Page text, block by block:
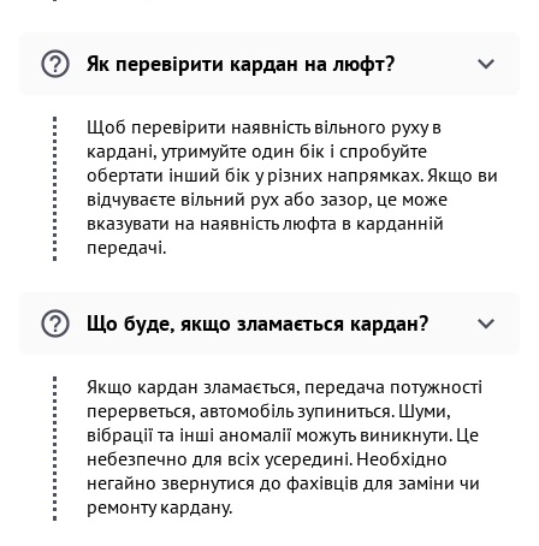
Як перевірити кардан на люфт?
Щоб перевірити наявність вільного руху в
кардані, утримуйте один бік і спробуйте
обертати інший бік у різних напрямках. Якщо ви
відчуваєте вільний рух або зазор, це може
вказувати на наявність люфта в карданній
передачі.
Що буде, якщо зламається кардан?
Якщо кардан зламається, передача потужності
перерветься, автомобіль зупиниться. Шуми,
вібрації та інші аномалії можуть виникнути. Це
небезпечно для всіх усередині. Необхідно
негайно звернутися до фахівців для заміни чи
ремонту кардану.